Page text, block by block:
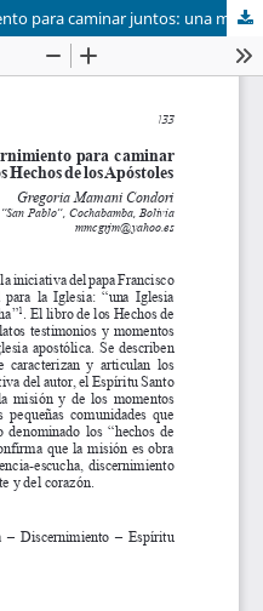
Actitud de escucha y discernimiento para caminar juntos: una mirada desde los Hechos de los Apóstoles